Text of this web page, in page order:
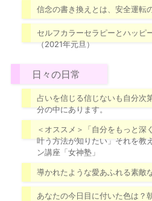
信念の書き換えとは、安全運転
セルフカラーセラピーとハッピ
（2021年元旦）
日々の日常
占いを信じる信じないも自分次
分の中にあります。
＜オススメ＞「自分をもっと深
叶う方法が知りたい」それを教
ン講座「女神塾」
導かれたような愛あふれる素敵
あなたの今日目に付いた色は？